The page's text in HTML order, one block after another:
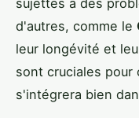
sujettes à des
d'autres, comme le
leur longévité et
sont cruciales pour
s'intégrera bien